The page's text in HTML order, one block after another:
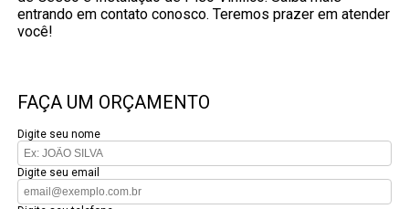
entrando em contato conosco. Teremos prazer em atender
você!
FAÇA UM ORÇAMENTO
Digite seu nome
Digite seu email